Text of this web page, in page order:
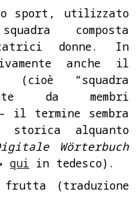
sport, utilizzato
composta
donne. In
anche il
(cioè “squadra
da membri
il termine sembra
storica alquanto
Wörterbuch
qui in tedesco).
(traduzione